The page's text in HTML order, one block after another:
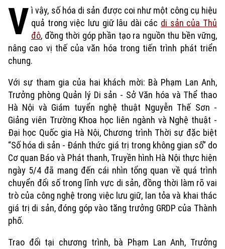
Xu hướng
V ì vậy, số hóa di sản được coi như một công cụ hiệu
quả trong việc lưu giữ lâu dài các di sản của Thủ
đô, đồng thời góp phần tạo ra nguồn thu bền vững,
nâng cao vị thế của văn hóa trong tiến trình phát triển
chung.
Với sự tham gia của hai khách mời: Bà Phạm Lan Anh,
Trưởng phòng Quản lý Di sản - Sở Văn hóa và Thể thao
Hà Nội và Giám tuyển nghệ thuật Nguyễn Thế Sơn -
Giảng viên Trường Khoa học liên ngành và Nghệ thuật -
Đại học Quốc gia Hà Nội, Chương trình Thời sự đặc biệt
“Số hóa di sản - Đánh thức giá trị trong không gian số” do
Cơ quan Báo và Phát thanh, Truyền hình Hà Nội thực hiện
ngày 5/4 đã mang đến cái nhìn tổng quan về quá trình
chuyển đổi số trong lĩnh vực di sản, đồng thời làm rõ vai
trò của công nghệ trong việc lưu giữ, lan tỏa và khai thác
giá trị di sản, đóng góp vào tăng trưởng GRDP của Thành
phố.
Trao đổi tại chương trình, bà Phạm Lan Anh, Trưởng